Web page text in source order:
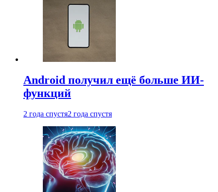
Android получил ещё больше ИИ-
функций
2 года спустя2 года спустя